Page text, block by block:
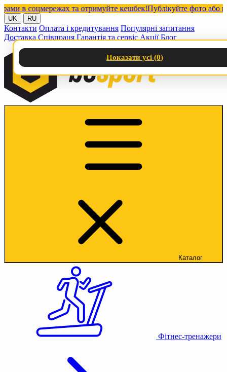
соцмережах та отримуйте кешбек!Публікуйте фото або
UK RU
Контакти Оплата і кредитування Популярні запитання
Доставка Співпраця Гарантія та сервіс Акції Блог
Каталог
Фітнес-тренажери
Показати усі (0)